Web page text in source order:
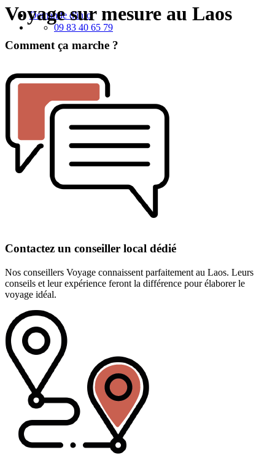
Demande d'info
09 83 40 65 79
Voyage sur mesure au Laos
Comment ça marche ?
Contactez un conseiller local dédié
Nos conseillers Voyage connaissent parfaitement au Laos. Leurs
conseils et leur expérience feront la différence pour élaborer le
voyage idéal.